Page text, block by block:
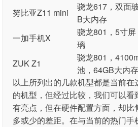
努比亚Z11 mini
骁龙617，双面
B大内存
一加手机X
骁龙801，5寸
璃
ZUK Z1
骁龙801，
池，64GB大内存
以上所列出的几款机型都是当前在
的机型，但经过比较，我们可以看
有亮点，但在硬件配置方面，却比
多或少的差距。在与当前的热门手